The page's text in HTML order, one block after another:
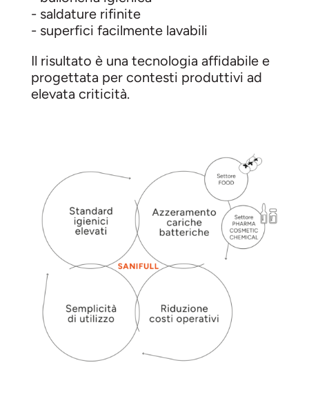
- saldature rifinite
- superfici facilmente lavabili
Il risultato è una tecnologia affidabile e
progettata per contesti produttivi ad
elevata criticità.